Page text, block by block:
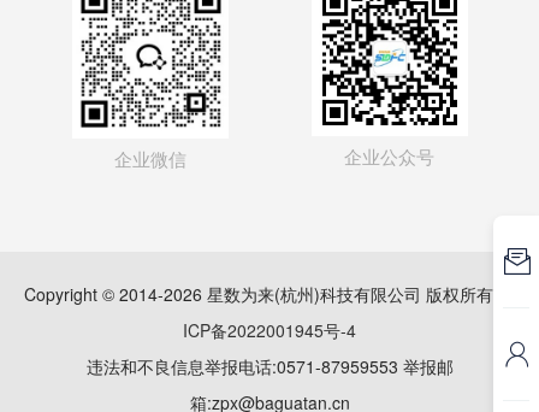
企业微信 企业公众号
Copyright © 2014-2026 星数为来(杭州)科技有限公司 版权所有
ICP备2022001945号-4
违法和不良信息举报电话:0571-87959553 举报邮
箱:zpx@baguatan.cn

